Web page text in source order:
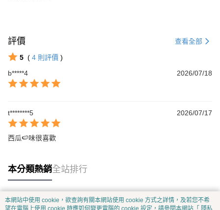
評價 查看全部
5 ( 4 則評價 )
b*****4
2026/07/18
t********5 2026/07/17
西瓜🍉味很喜歡
本分類熱銷全站排行
熱門標籤
本網站中使用 cookie，欲查詢有關本網站使用 cookie 方式之詳情，及若您不希
望在電腦上使用 cookie 時應如何變更電腦的 cookie 設定，請參閱本網站「 隱私